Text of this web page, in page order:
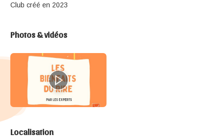
Club créé en 2023
Photos & vidéos
Localisation